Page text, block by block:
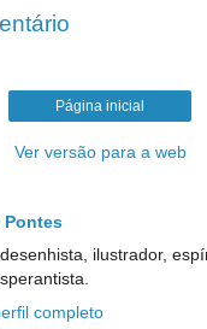
Página inicial
Ver versão para a web
Pontes
ilustrador,
completo